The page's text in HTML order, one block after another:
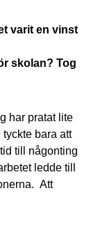
varit en vinst
skolan? Tog
har pratat lite
bara att
till någonting
ledde till
Att